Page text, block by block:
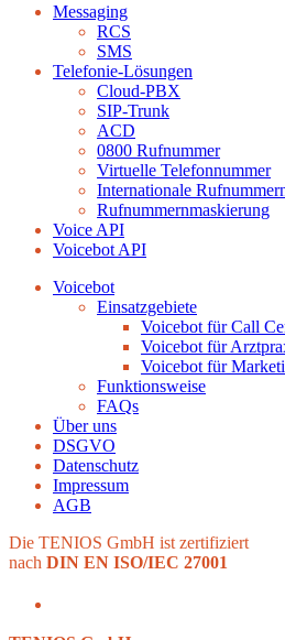
Messaging
RCS
SMS
Telefonie-Lösungen
Cloud-PBX
SIP-Trunk
ACD
0800 Rufnummer
Virtuelle Telefonnummer
Internationale
Rufnummernmaskierung
Voice API
Voicebot API
Voicebot
Einsatzgebiete
Voicebot für Call
Voicebot für
Voicebot für
Funktionsweise
FAQs
Über uns
DSGVO
Datenschutz
Impressum
AGB
Die TENIOS GmbH ist zertifiziert
nach DIN EN ISO/IEC 27001